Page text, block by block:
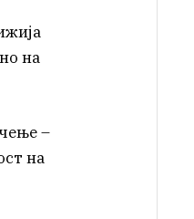
на
–
на